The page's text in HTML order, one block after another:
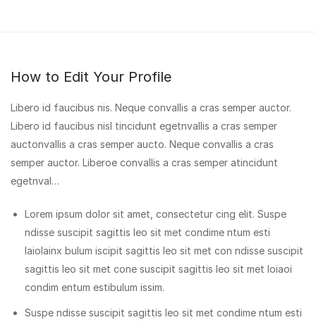
How to Edit Your Profile
Libero id faucibus nis. Neque convallis a cras semper auctor.
Libero id faucibus nisl tincidunt egetnvallis a cras semper
auctonvallis a cras semper aucto. Neque convallis a cras
semper auctor. Liberoe convallis a cras semper atincidunt
egetnval…
Lorem ipsum dolor sit amet, consectetur cing elit. Suspe
ndisse suscipit sagittis leo sit met condime ntum esti
laiolainx bulum iscipit sagittis leo sit met con ndisse suscipit
sagittis leo sit met cone suscipit sagittis leo sit met loiaoi
condim entum estibulum issim.
Suspe ndisse suscipit sagittis leo sit met condime ntum esti